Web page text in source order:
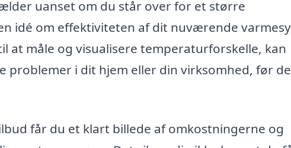
uanset om du står over for et større
idé om effektiviteten af dit nuværende
at måle og visualisere temperaturforskelle, kan
i dit hjem eller din virksomhed, før de
får du et klart billede af omkostningerne og